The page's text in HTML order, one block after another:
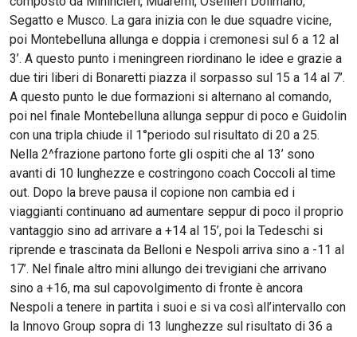
Segatto e Musco. La gara inizia con le due squadre vicine,
poi Montebelluna allunga e doppia i cremonesi sul 6 a 12 al
3’. A questo punto i meningreen riordinano le idee e grazie a
due tiri liberi di Bonaretti piazza il sorpasso sul 15 a 14 al 7’.
A questo punto le due formazioni si alternano al comando,
poi nel finale Montebelluna allunga seppur di poco e Guidolin
con una tripla chiude il 1°periodo sul risultato di 20 a 25.
Nella 2^frazione partono forte gli ospiti che al 13’ sono
avanti di 10 lunghezze e costringono coach Coccoli al time
out. Dopo la breve pausa il copione non cambia ed i
viaggianti continuano ad aumentare seppur di poco il proprio
vantaggio sino ad arrivare a +14 al 15’, poi la Tedeschi si
riprende e trascinata da Belloni e Nespoli arriva sino a -11 al
17’. Nel finale altro mini allungo dei trevigiani che arrivano
sino a +16, ma sul capovolgimento di fronte è ancora
Nespoli a tenere in partita i suoi e si va così all’intervallo con
la Innovo Group sopra di 13 lunghezze sul risultato di 36 a